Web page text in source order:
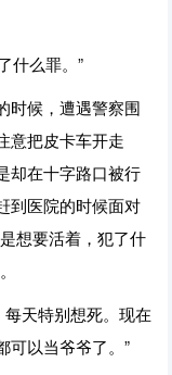
什么罪。”
候，遭遇警察围
意把皮卡车开走
却在十字路口被行
到医院的时候面对
想要活着，犯了什
。
天特别想死。现在
可以当爷爷了。”